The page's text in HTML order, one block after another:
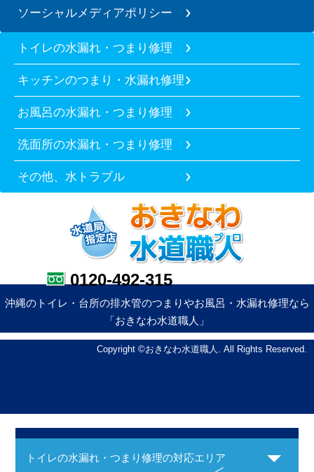
ソーシャルメディアポリシー
トイレの水漏れ・つまり修理
キッチンのつまり・水漏れ修理
お風呂の水漏れ・つまり修理
洗面所の水漏れ・つまり修理
その他、水トラブル
0120-492-315
沖縄のトイレ・台所の排水管のつまりやお風呂・水漏れ修理なら
「おきなわ水道職人」
Copyright ©おきなわ水道職人. All Rights Reserved.
トイレの水漏れ・つまり修理の対応エリア